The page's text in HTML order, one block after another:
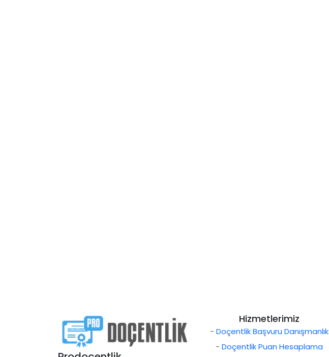
Hizmetlerimiz
- Doçentlik Başvuru Danışmanlık
- Doçentlik Puan Hesaplama